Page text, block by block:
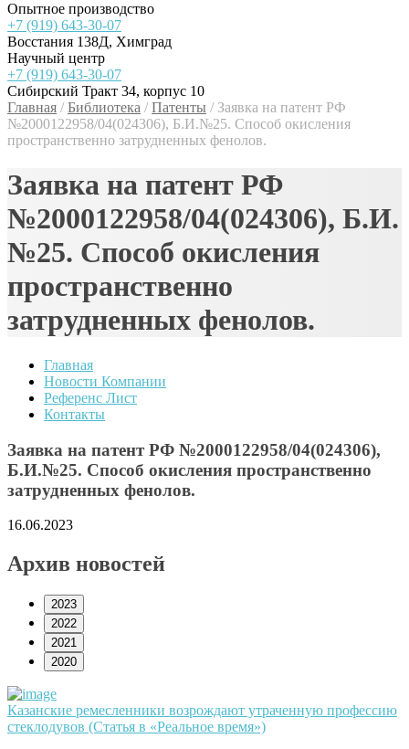
Опытное производство
+7 (919) 643-30-07
Восстания 138Д, Химград
Научный центр
+7 (919) 643-30-07
Сибирский Тракт 34, корпус 10
Главная / Библиотека / Патенты /Заявка на патент РФ
№2000122958/04(024306), Б.И.№25. Способ окисления
пространственно затрудненных фенолов.
Заявка на патент РФ
№2000122958/04(024306), Б.И.
№25. Способ окисления
пространственно
затрудненных фенолов.
Главная
Новости Компании
Референс Лист
Контакты
Заявка на патент РФ №2000122958/04(024306),
Б.И.№25. Способ окисления пространственно
затрудненных фенолов.
16.06.2023
Архив новостей
2023
2022
2021
2020
Казанские ремесленники возрождают утраченную профессию
стеклодувов (Статья в «Реальное время»)